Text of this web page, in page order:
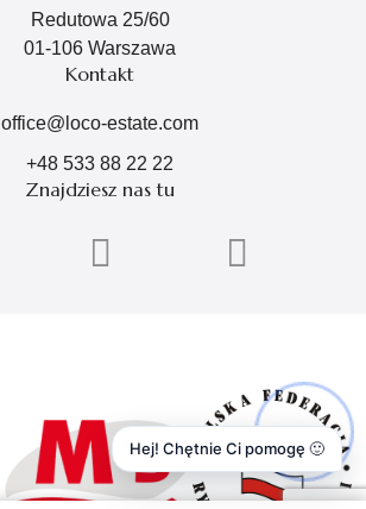
Redutowa 25/60
01-106 Warszawa
Kontakt
office@loco-estate.com
+48 533 88 22 22
Znajdziesz nas tu
Hej! Chętnie Ci pomogę 🙂